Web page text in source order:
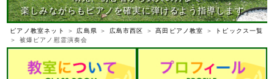
楽しみながらもピアノを確実に弾けるよう指導します。
ピアノ教室ネット ＞ 広島県 ＞ 広島市西区 ＞髙田ピアノ教室 ＞
トピックス一覧
＞ 被爆ピアノ慰霊演奏会